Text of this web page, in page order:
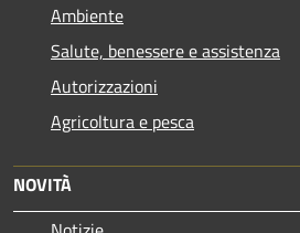
Ambiente
Salute, benessere e assistenza
Autorizzazioni
Agricoltura e pesca
NOVITÀ